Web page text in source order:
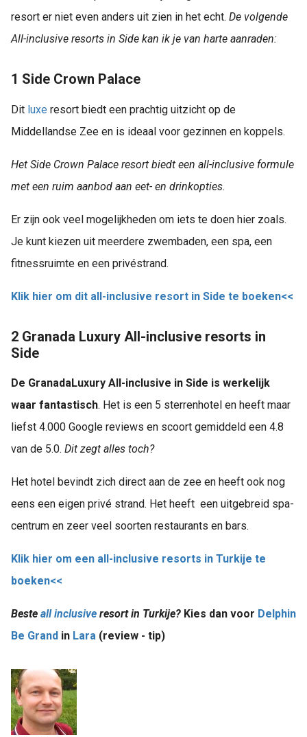
resort er niet even anders uit zien in het echt. De volgende
All-inclusive resorts in Side kan ik je van harte aanraden:
1 Side Crown Palace
Dit luxe resort biedt een prachtig uitzicht op de
Middellandse Zee en is ideaal voor gezinnen en koppels.
Het Side Crown Palace resort biedt een all-inclusive formule
met een ruim aanbod aan eet- en drinkopties.
Er zijn ook veel mogelijkheden om iets te doen hier zoals.
Je kunt kiezen uit meerdere zwembaden, een spa, een
fitnessruimte en een privéstrand.
Klik hier om dit all-inclusive resort in Side te boeken<<
2 Granada Luxury All-inclusive resorts in
Side
De GranadaLuxury All-inclusive in Side is werkelijk
waar fantastisch. Het is een 5 sterrenhotel en heeft maar
liefst 4.000 Google reviews en scoort gemiddeld een 4.8
van de 5.0. Dit zegt alles toch?
Het hotel bevindt zich direct aan de zee en heeft ook nog
eens een eigen privé strand. Het heeft een uitgebreid spa-
centrum en zeer veel soorten restaurants en bars.
Klik hier om een all-inclusive resorts in Turkije te
boeken<<
Beste all inclusive resort in Turkije? Kies dan voor Delphin
Be Grand in Lara (review - tip)